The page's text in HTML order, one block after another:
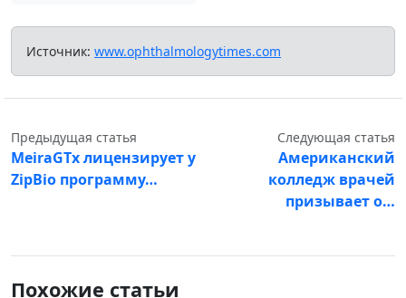
Источник: www.ophthalmologytimes.com
Предыдущая статья
MeiraGTx лицензирует у
ZipBio программу…
Следующая статья
Американский
колледж врачей
призывает о…
Похожие статьи